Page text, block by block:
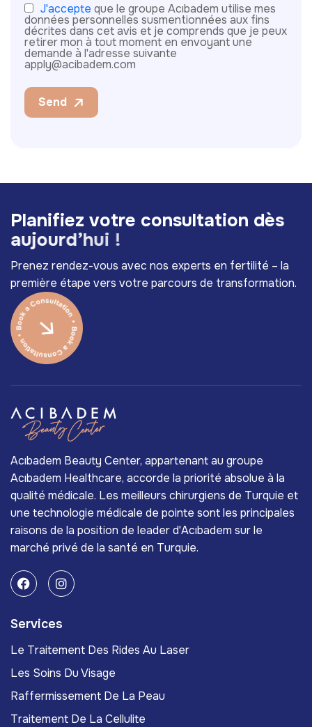
J'accepte que le groupe Acıbadem utilise mes
données personnelles susmentionnées aux fins
décrites dans cet avis et je comprends que je peux
retirer mon à tout moment en envoyant une
demande à l'adresse suivante
apply@acibadem.com
Send
Planifiez votre consultation dès
aujourd’hui !
Prenez rendez-vous avec nos experts en fertilité – la
première étape vers votre parcours de transformation.
Acıbadem Beauty Center, appartenant au groupe
Acıbadem Healthcare, accorde la priorité absolue à la
qualité médicale. Les meilleurs chirurgiens de Turquie et
une technologie médicale de pointe sont les principales
raisons de la position de leader d'Acıbadem sur le
marché privé de la santé en Turquie.
Services
Le Traitement Des Rides Au Laser
Les Soins Du Visage
Raffermissement De La Peau
Traitement De La Cellulite